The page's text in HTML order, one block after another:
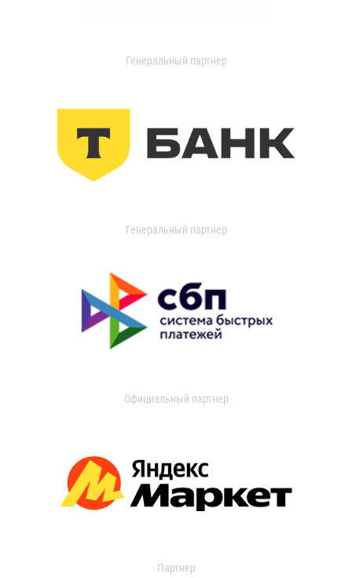
Генеральный партнер
Генеральный партнер
Официальный партнер
Партнер